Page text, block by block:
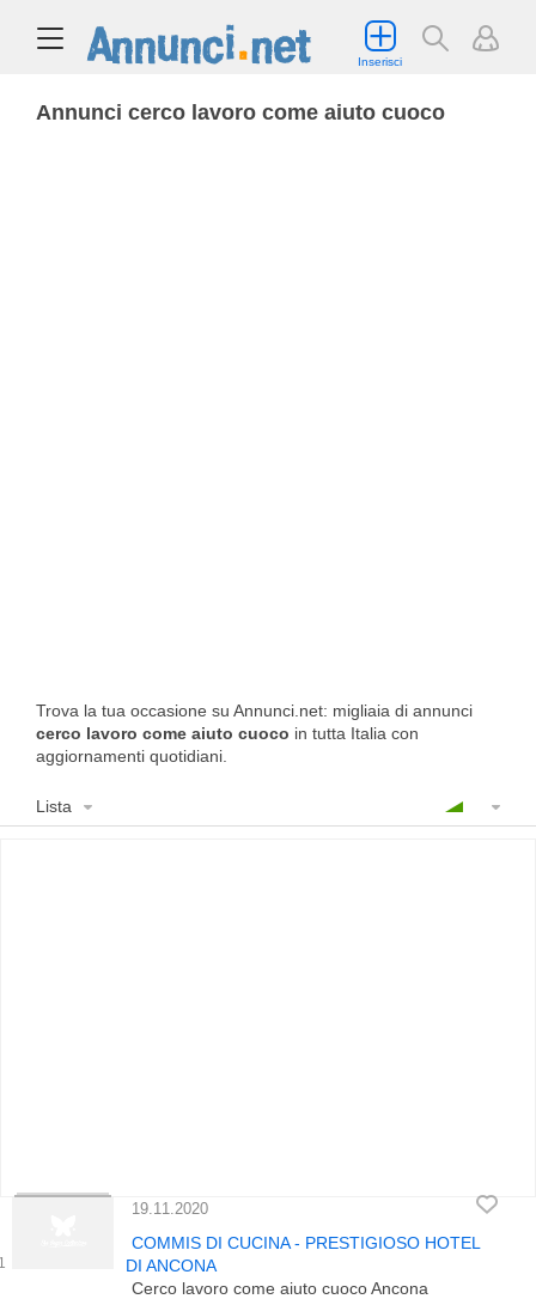
Inserisci
Annunci cerco lavoro come aiuto cuoco
Trova la tua occasione su Annunci.net: migliaia di annunci
cerco lavoro come aiuto cuoco in tutta Italia con
aggiornamenti quotidiani.
Lista
19.11.2020
COMMIS DI CUCINA - PRESTIGIOSO HOTEL
DI ANCONA
Cerco lavoro come aiuto cuoco Ancona